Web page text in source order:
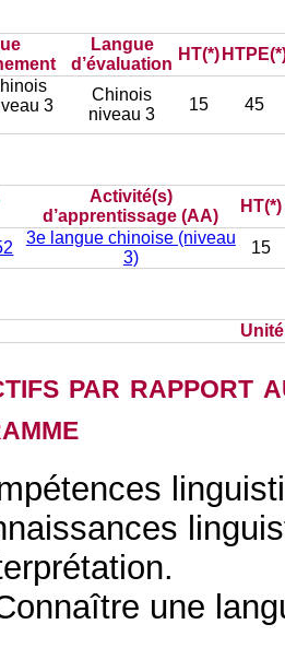
Langue
d’évaluation
HT(*)
3
Chinois
niveau 3
15 45
Activité(s)
d’apprentissage (AA)
HT(*)
3e langue chinoise (niveau
3)
15
par rapport
une